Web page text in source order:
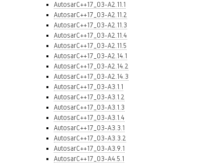
AutosarC++17_03-A2.11.1
AutosarC++17_03-A2.11.2
AutosarC++17_03-A2.11.3
AutosarC++17_03-A2.11.4
AutosarC++17_03-A2.11.5
AutosarC++17_03-A2.14.1
AutosarC++17_03-A2.14.2
AutosarC++17_03-A2.14.3
AutosarC++17_03-A3.1.1
AutosarC++17_03-A3.1.2
AutosarC++17_03-A3.1.3
AutosarC++17_03-A3.1.4
AutosarC++17_03-A3.3.1
AutosarC++17_03-A3.3.2
AutosarC++17_03-A3.9.1
AutosarC++17_03-A4.5.1